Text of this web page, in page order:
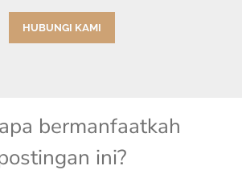
HUBUNGI KAMI
bermanfaatkah
ini?